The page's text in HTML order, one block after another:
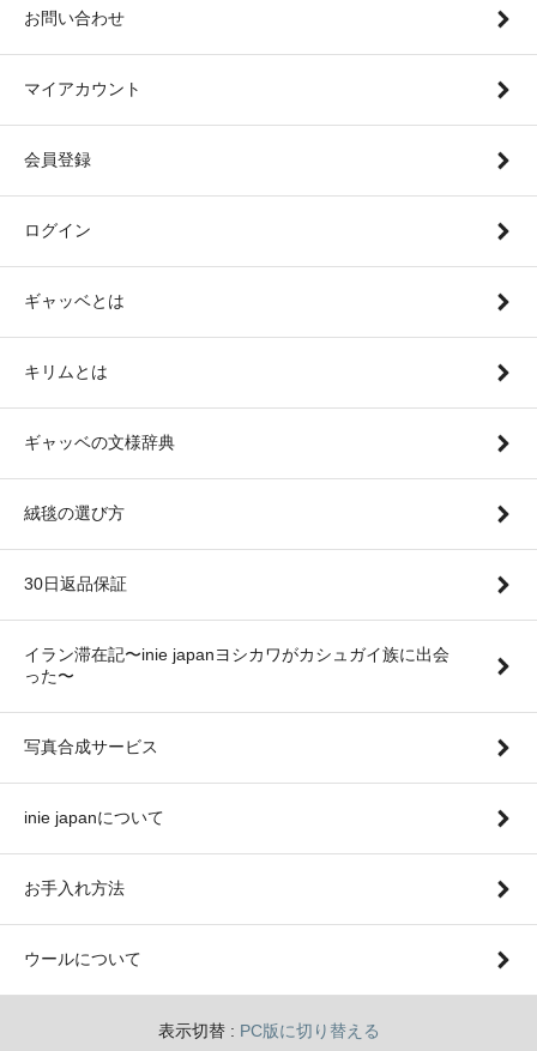
お問い合わせ
マイアカウント
会員登録
ログイン
ギャッベとは
キリムとは
ギャッベの文様辞典
絨毯の選び方
30日返品保証
イラン滞在記〜inie japanヨシカワがカシュガイ族に出会
った〜
写真合成サービス
inie japanについて
お手入れ方法
ウールについて
表示切替 : PC版に切り替える